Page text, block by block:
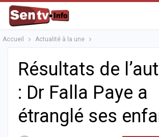
Accueil Actualité à la une
Résultats de
: Dr Falla Paye a
étranglé ses